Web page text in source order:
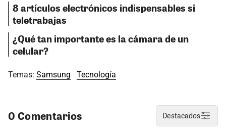
8 artículos electrónicos indispensables si
teletrabajas
¿Qué tan importante es la cámara de un
celular?
Temas: Samsung Tecnología
0 Comentarios Destacados